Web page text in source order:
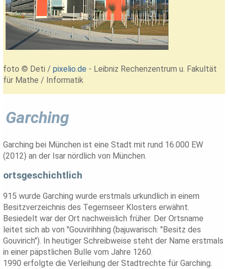
foto © Deti /pixelio.de - Leibniz Rechenzentrum u. Fakultät
für Mathe / Informatik
Garching
Garching bei München ist eine Stadt mit rund 16.000 EW
(2012) an der Isar nördlich von München.
ortsgeschichtlich
915 wurde Garching wurde erstmals urkundlich in einem
Besitzverzeichnis des Tegernseer Klosters erwähnt.
Besiedelt war der Ort nachweislich früher. Der Ortsname
leitet sich ab von "Gouvirihhing (bajuwarisch: "Besitz des
Gouvirich"). In heutiger Schreibweise steht der Name erstmals
in einer päpstlichen Bulle vom Jahre 1260.
1990 erfolgte die Verleihung der Stadtrechte für Garching.